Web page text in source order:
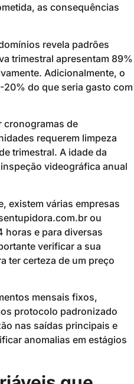
as consequências
revela padrões
trimestral apresentam 89%
Adicionalmente, o
do que seria gasto com
cronogramas de
requerem limpeza
trimestral. A idade da
videográfica anual
existem várias empresas
ou
horas e para diversas
verificar a sua
ter certeza de um preço
mensais fixos,
protocolo padronizado
nas saídas principais e
anomalias em estágios